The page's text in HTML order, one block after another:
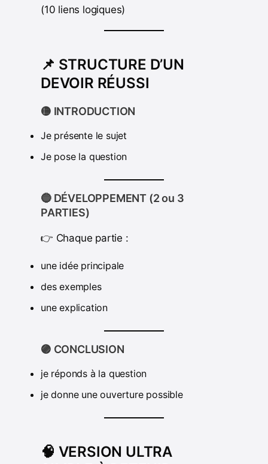
(10 liens logiques)
📌 STRUCTURE D’UN
DEVOIR RÉUSSI
🟡 INTRODUCTION
Je présente le sujet
Je pose la question
🔵 DÉVELOPPEMENT (2 ou 3
PARTIES)
👉 Chaque partie :
une idée principale
des exemples
une explication
🟣 CONCLUSION
je réponds à la question
je donne une ouverture possible
🧠 VERSION ULTRA